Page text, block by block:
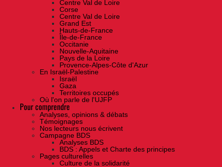
Centre Val de Loire
Corse
Centre Val de Loire
Grand Est
Hauts-de-France
Île-de-France
Occitanie
Nouvelle-Aquitaine
Pays de la Loire
Provence-Alpes-Côte d'Azur
En Israël-Palestine
Israël
Gaza
Territoires occupés
Où l'on parle de l'UJFP
Pour comprendre
Analyses, opinions & débats
Témoignages
Nos lecteurs nous écrivent
Campagne BDS
Analyses BDS
BDS : Appels et Charte des principes
Pages culturelles
Culture de la solidarité